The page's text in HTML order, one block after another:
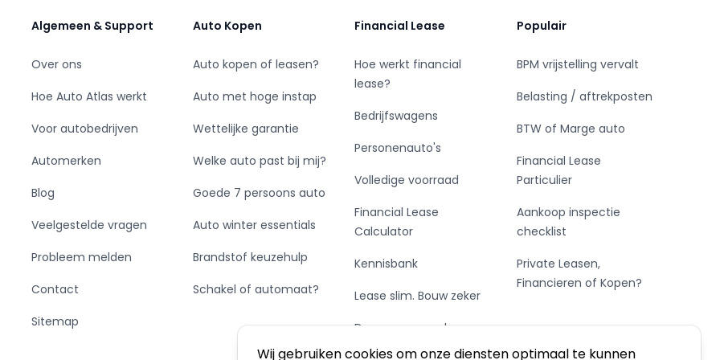
Wij gebruiken cookies om onze diensten optimaal te kunnen
directe of indirecte schade die zou kunnen
informatie. Alle informatie is onder
Algemeen & Support
Over ons
Hoe Auto Atlas werkt
Voor autobedrijven
Automerken
Blog
Veelgestelde vragen
Probleem melden
Contact
Sitemap
Auto Kopen
Auto kopen of leasen?
Auto met hoge instap
Wettelijke garantie
Welke auto past bij mij?
Goede 7 persoons auto
Auto winter essentials
Brandstof keuzehulp
Schakel of automaat?
Financial Lease
Hoe werkt financial
lease?
Bedrijfswagens
Personenauto's
Volledige voorraad
Financial Lease
Calculator
Kennisbank
Lease slim. Bouw zeker
De vormen van lease
Populair
BPM vrijstelling vervalt
Belasting / aftrekposten
BTW of Marge auto
Financial Lease
Particulier
Aankoop inspectie
checklist
Private Leasen,
Financieren of Kopen?